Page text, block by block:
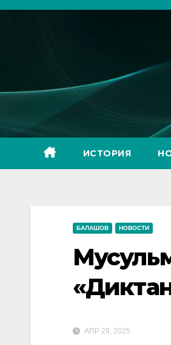
Перейти
ИСТОРИЯ
БАЛАШОВ НОВОСТИ
АПР 29, 2025